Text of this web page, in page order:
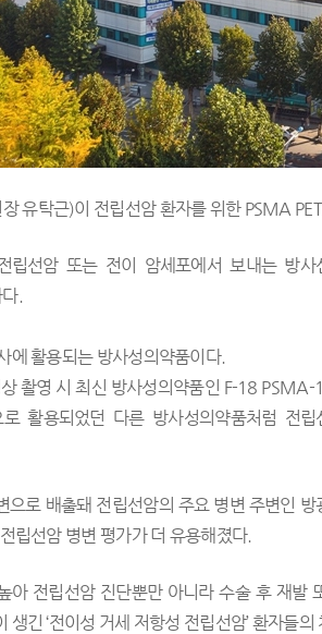
유탁근)이 전립선암 환자를 위한 PSMA
립선암 또는 전이 암세포에서 보내는 방
.
에 활용되는 방사성의약품이다.
촬영 시 최신 방사성의약품인 F-18
활용되었던 다른 방사성의약품처럼 전
으로 배출돼 전립선암의 주요 병변 주변인
립선암 병변 평가가 더 유용해졌다.
아 전립선암 진단뿐만 아니라 수술 후 재발
생긴 ‘전이성 거세 저항성 전립선암’ 환자들